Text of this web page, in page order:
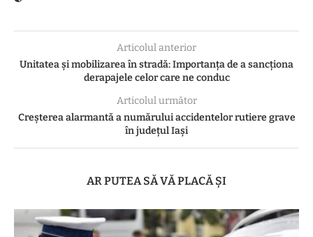
Articolul anterior
Unitatea și mobilizarea în stradă: Importanța de a sancționa
derapajele celor care ne conduc
Articolul următor
Creșterea alarmantă a numărului accidentelor rutiere grave
în județul Iași
AR PUTEA SĂ VĂ PLACĂ ȘI